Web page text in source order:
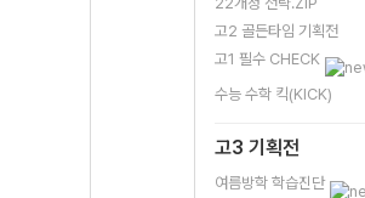
고2 골든타임 기획전
고1 필수 CHECK
수능 수학 킥(KICK)
고3 기획전
여름방학 학습진단
EBS 수능 기출의
미래 수학영역 미
적분 (2026년)